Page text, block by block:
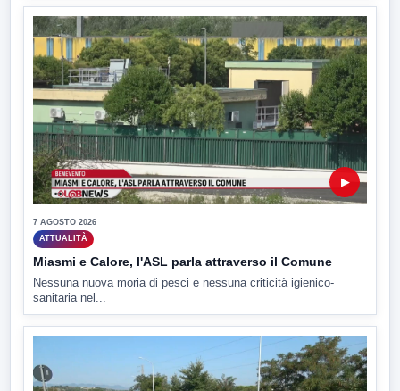
▶
7 AGOSTO 2026
ATTUALITÀ
Miasmi e Calore, l'ASL parla attraverso il Comune
Nessuna nuova moria di pesci e nessuna criticità igienico-
sanitaria nel...